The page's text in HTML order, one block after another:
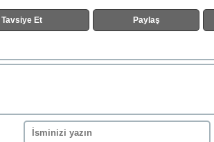
Tavsiye Et Paylaş